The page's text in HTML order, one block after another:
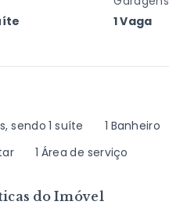
1 Vaga
sendo 1 suíte
1 Banheiro
1 Área de serviço
do Imóvel